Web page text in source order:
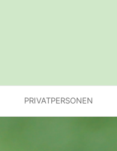
PRIVATPERSONEN